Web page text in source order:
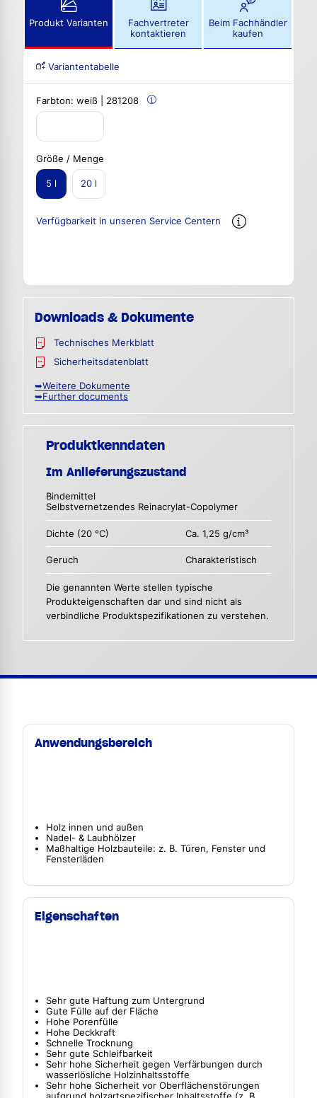
Produkt Varianten
Fachvertreter
kontaktieren
Beim Fachhändler
kaufen
Variantentabelle
Farbton: weiß | 281208
Größe / Menge
5 l 20 l
Verfügbarkeit in unseren Service Centern
Downloads & Dokumente
Technisches Merkblatt
Sicherheitsdatenblatt
➥Weitere Dokumente
➥Further documents
Produktkenndaten
Im Anlieferungszustand
Bindemittel
Selbstvernetzendes Reinacrylat-Copolymer
Dichte (20 °C) Ca. 1,25 g/cm³
Geruch Charakteristisch
Die genannten Werte stellen typische
Produkteigenschaften dar und sind nicht als
verbindliche Produktspezifikationen zu verstehen.
Anwendungsbereich
Holz innen und außen
Nadel- & Laubhölzer
Maßhaltige Holzbauteile: z. B. Türen, Fenster und
Fensterläden
Eigenschaften
Sehr gute Haftung zum Untergrund
Gute Fülle auf der Fläche
Hohe Porenfülle
Hohe Deckkraft
Schnelle Trocknung
Sehr gute Schleifbarkeit
Sehr hohe Sicherheit gegen Verfärbungen durch
wasserlösliche Holzinhaltsstoffe
Sehr hohe Sicherheit vor Oberflächenstörungen